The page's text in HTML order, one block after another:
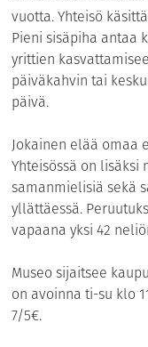
vuotta. Yhteisö
Pieni sisäpiha antaa
yrittien
päiväkahvin tai
päivä.
Jokainen elää omaa
Yhteisössä on
samanmielisiä sekä
yllättäessä.
vapaana yksi 42
Museo sijaitsee
on avoinna ti-su klo
7/5€.